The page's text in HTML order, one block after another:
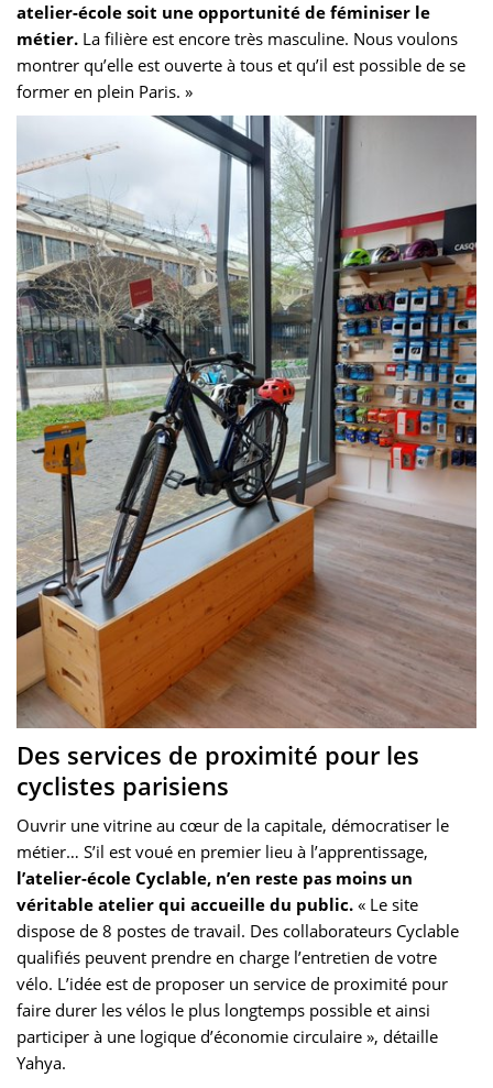
atelier-école soit une opportunité de féminiser le
métier. La filière est encore très masculine. Nous voulons
montrer qu’elle est ouverte à tous et qu’il est possible de se
former en plein Paris. »
Des services de proximité pour les
cyclistes parisiens
Ouvrir une vitrine au cœur de la capitale, démocratiser le
métier… S’il est voué en premier lieu à l’apprentissage,
l’atelier-école Cyclable, n’en reste pas moins un
véritable atelier qui accueille du public. « Le site
dispose de 8 postes de travail. Des collaborateurs Cyclable
qualifiés peuvent prendre en charge l’entretien de votre
vélo. L’idée est de proposer un service de proximité pour
faire durer les vélos le plus longtemps possible et ainsi
participer à une logique d’économie circulaire », détaille
Yahya.